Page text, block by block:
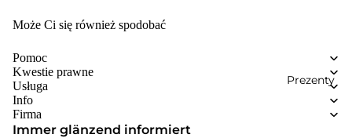
Prezenty
Może Ci się również spodobać
Pomoc
Kwestie prawne
Usługa
Info
Firma
Immer glänzend informiert